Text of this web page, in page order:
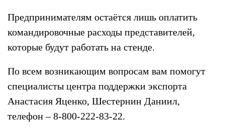
Предпринимателям остаётся лишь оплатить
командировочные расходы представителей,
которые будут работать на стенде.
По всем возникающим вопросам вам помогут
специалисты центра поддержки экспорта
Анастасия Яценко, Шестернин Даниил,
телефон – 8-800-222-83-22.